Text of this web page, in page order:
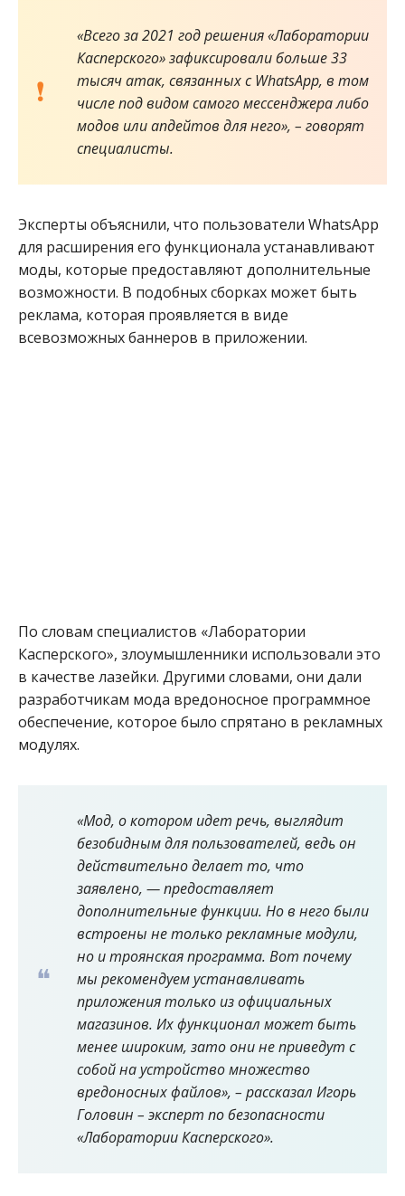
«Всего за 2021 год решения «Лаборатории
Касперского» зафиксировали больше 33
тысяч атак, связанных с WhatsApp, в том
числе под видом самого мессенджера либо
модов или апдейтов для него», – говорят
специалисты.
Эксперты объяснили, что пользователи WhatsApp
для расширения его функционала устанавливают
моды, которые предоставляют дополнительные
возможности. В подобных сборках может быть
реклама, которая проявляется в виде
всевозможных баннеров в приложении.
По словам специалистов «Лаборатории
Касперского», злоумышленники использовали это
в качестве лазейки. Другими словами, они дали
разработчикам мода вредоносное программное
обеспечение, которое было спрятано в рекламных
модулях.
«Мод, о котором идет речь, выглядит
безобидным для пользователей, ведь он
действительно делает то, что
заявлено, — предоставляет
дополнительные функции. Но в него были
встроены не только рекламные модули,
но и троянская программа. Вот почему
мы рекомендуем устанавливать
приложения только из официальных
магазинов. Их функционал может быть
менее широким, зато они не приведут с
собой на устройство множество
вредоносных файлов», – рассказал Игорь
Головин – эксперт по безопасности
«Лаборатории Касперского».